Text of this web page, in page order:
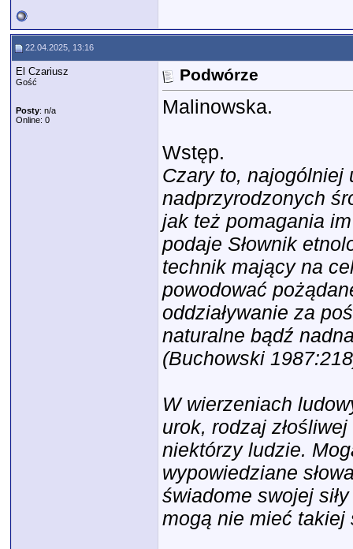
22.04.2025, 13:16
El Czariusz
Gość
Posty: n/a
Online: 0
Podwórze
Malinowska.
Wstęp.
Czary to, najogólniej
nadprzyrodzonych
jak też pomagania
podaje Słownik
technik mający na
powodować
oddziaływanie za
naturalne bądź
(Buchowski
W wierzeniach
urok, rodzaj
niektórzy ludzie.
wypowiedziane
świadome swojej
mogą nie mieć takiej